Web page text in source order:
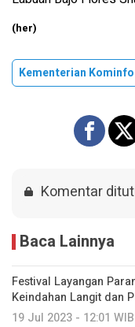
(her)
Kementerian Kominfo
Komentar
Baca Lainnya
Festival Layangan
Keindahan Langit dan
19 Jul 2023 - 12:01 WIB